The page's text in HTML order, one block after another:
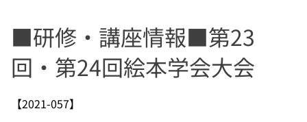
■研修・講座情報■第23
回・第24回絵本学会大会
【2021-057】